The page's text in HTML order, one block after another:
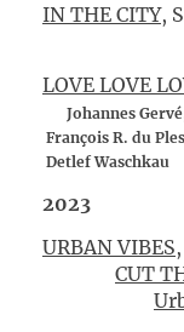
IN THE CITY,
LOVE LOVE
Johannes
François R. du
Detlef Waschkau
2023
URBAN VIBES
CUT